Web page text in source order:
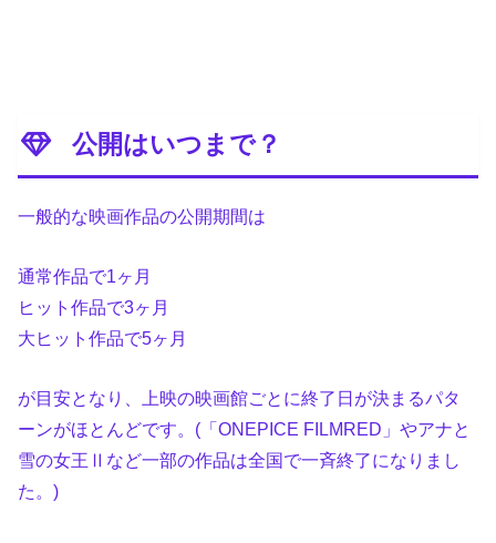
公開はいつまで？
一般的な映画作品の公開期間は
通常作品で1ヶ月
ヒット作品で3ヶ月
大ヒット作品で5ヶ月
が目安となり、上映の映画館ごとに終了日が決まるパタ
ーンがほとんどです。(「ONEPICE FILMRED」やアナと
雪の女王Ⅱなど一部の作品は全国で一斉終了になりまし
た。)